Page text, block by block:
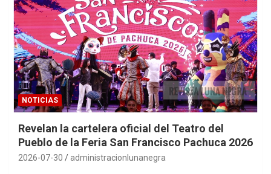
NOTICIAS
Revelan la cartelera oficial del Teatro del
Pueblo de la Feria San Francisco Pachuca 2026
2026-07-30 administracionlunanegra